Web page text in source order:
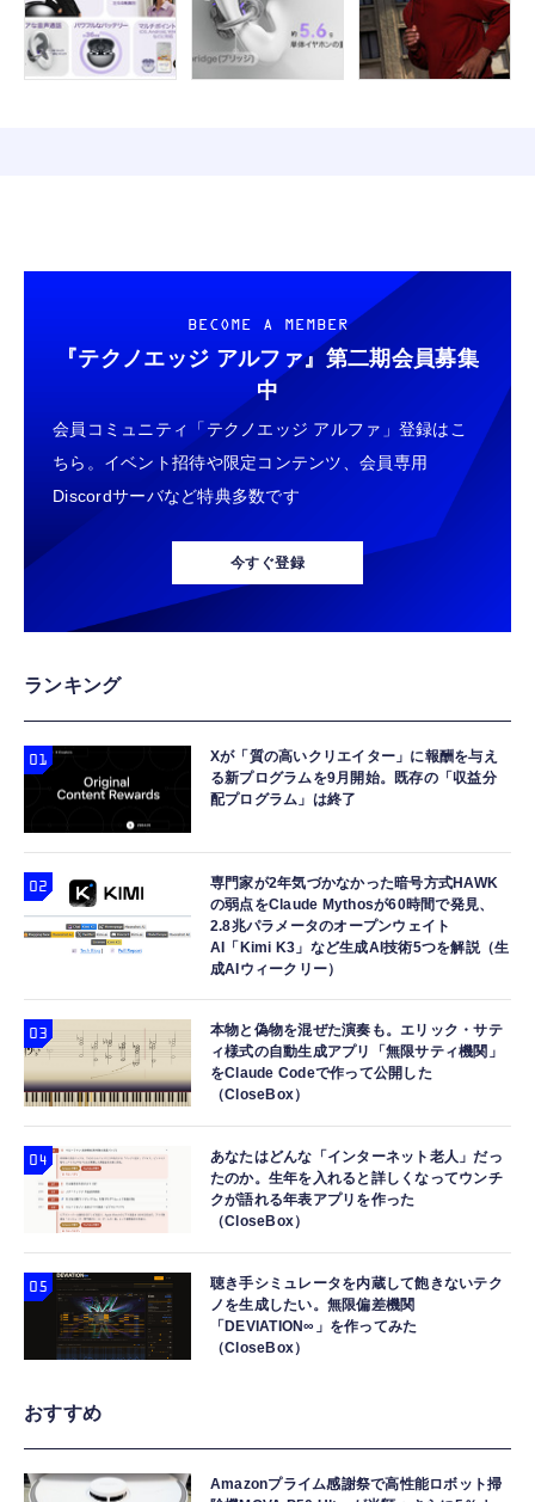
BECOME A MEMBER
『テクノエッジ アルファ』 第二期会員募集
中
会員コミュニティ「テクノエッジ アルファ」登録はこ
ちら。イベント招待や限定コンテンツ、会員専用
Discordサーバなど特典多数です
今すぐ登録
ランキング
Xが「質の高いクリエイター」に報酬を与え
る新プログラムを9月開始。既存の「収益分
配プログラム」は終了
専門家が2年気づかなかった暗号方式HAWK
の弱点をClaude Mythosが60時間で発見、
2.8兆パラメータのオープンウェイト
AI「Kimi K3」など生成AI技術5つを解説（生
成AIウィークリー）
本物と偽物を混ぜた演奏も。エリック・サテ
ィ様式の自動生成アプリ「無限サティ機関」
をClaude Codeで作って公開した
（CloseBox）
あなたはどんな「インターネット老人」だっ
たのか。生年を入れると詳しくなってウンチ
クが語れる年表アプリを作った
（CloseBox）
聴き手シミュレータを内蔵して飽きないテク
ノを生成したい。無限偏差機関
「DEVIATION∞」を作ってみた
（CloseBox）
おすすめ
Amazonプライム感謝祭で高性能ロボット掃